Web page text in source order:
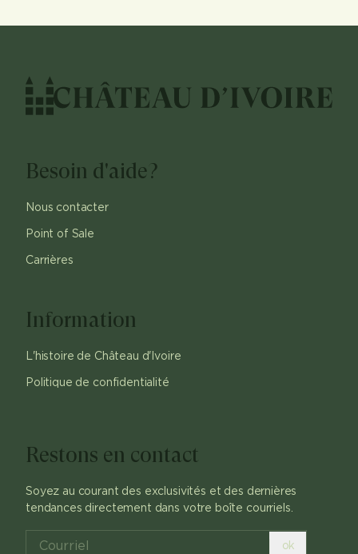
Besoin d'aide?
Nous contacter
Point of Sale
Carrières
Information
L'histoire de Château d'Ivoire
Politique de confidentialité
Restons en contact
Soyez au courant des exclusivités et des dernières
tendances directement dans votre boîte courriels.
ok